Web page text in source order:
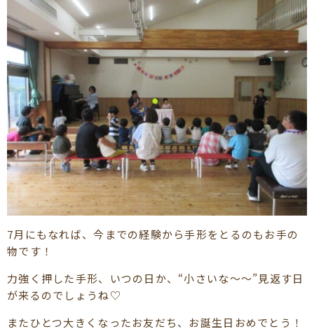
7月にもなれば、今までの経験から手形をとるのもお手の
物です！
力強く押した手形、いつの日か、“小さいな～～”見返す日
が来るのでしょうね♡
またひとつ大きくなったお友だち、お誕生日おめでとう！